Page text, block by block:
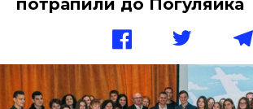
потрапили до Погуляйка